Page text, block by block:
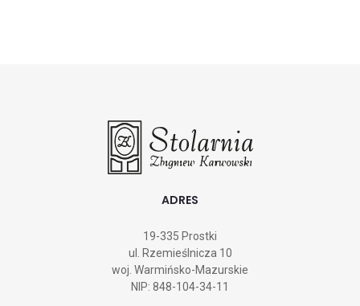
ADRES
19-335 Prostki
ul. Rzemieślnicza 10
woj. Warmińsko-Mazurskie
NIP: 848-104-34-11